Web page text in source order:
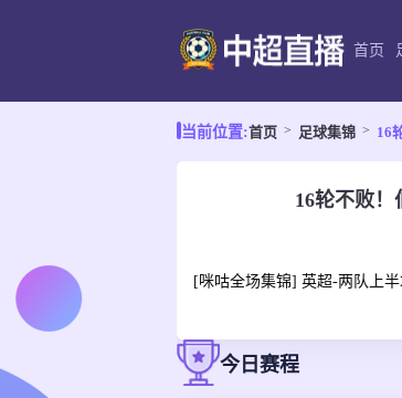
首页
当前位置:首页 足球集锦 16
16轮不败
[咪咕全场集锦] 英超-两队上
今日赛程